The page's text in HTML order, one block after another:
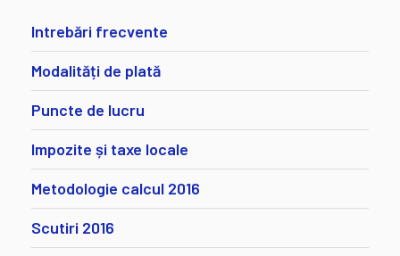
Intrebări frecvente
Modalități de plată
Puncte de lucru
Impozite și taxe locale
Metodologie calcul 2016
Scutiri 2016